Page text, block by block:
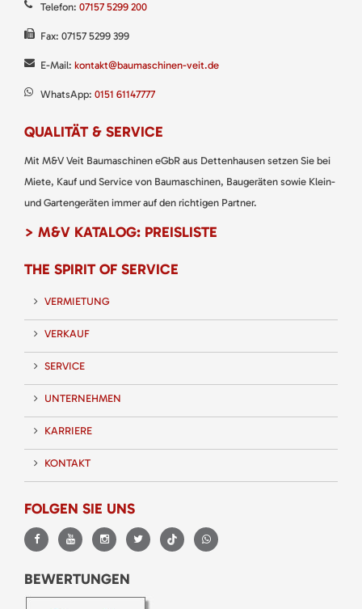
Telefon: 07157 5299 200
Fax: 07157 5299 399
E-Mail: kontakt@baumaschinen-veit.de
WhatsApp: 0151 61147777
QUALITÄT & SERVICE
Mit M&V Veit Baumaschinen eGbR aus Dettenhausen setzen Sie bei
Miete, Kauf und Service von Baumaschinen, Baugeräten sowie Klein-
und Gartengeräten immer auf den richtigen Partner.
> M&V KATALOG: PREISLISTE
THE SPIRIT OF SERVICE
VERMIETUNG
VERKAUF
SERVICE
UNTERNEHMEN
KARRIERE
KONTAKT
FOLGEN SIE UNS
BEWERTUNGEN